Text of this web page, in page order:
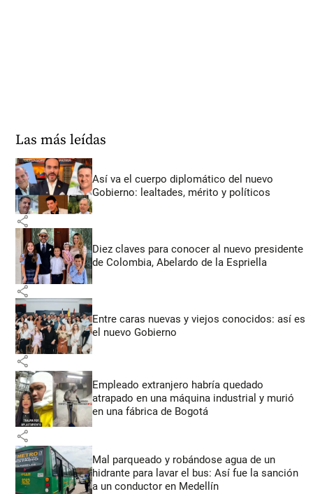
Las más leídas
Así va el cuerpo diplomático del nuevo
Gobierno: lealtades, mérito y políticos
share
Diez claves para conocer al nuevo presidente
de Colombia, Abelardo de la Espriella
share
Entre caras nuevas y viejos conocidos: así es
el nuevo Gobierno
share
Empleado extranjero habría quedado
atrapado en una máquina industrial y murió
en una fábrica de Bogotá
share
Mal parqueado y robándose agua de un
hidrante para lavar el bus: Así fue la sanción
a un conductor en Medellín